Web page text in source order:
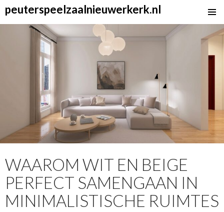
peuterspeelzaalnieuwerkerk.nl
WAAROM WIT EN BEIGE
PERFECT SAMENGAAN IN
MINIMALISTISCHE RUIMTES